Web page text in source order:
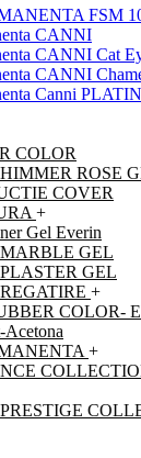
FSM
CANNI
CANNI Cat
CANNI
Canni
COLOR
ROSE
COVER
+
Gel Everin
GEL
GEL
+
COLOR-
Acetona
+